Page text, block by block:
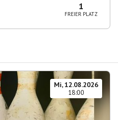
1
FREIER PLATZ
Mi, 12.08.2026
18:00